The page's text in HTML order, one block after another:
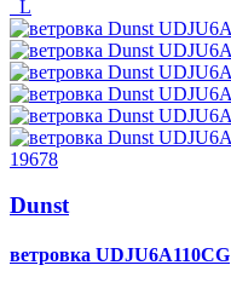
L
19678
Dunst
ветровка UDJU6A110CG